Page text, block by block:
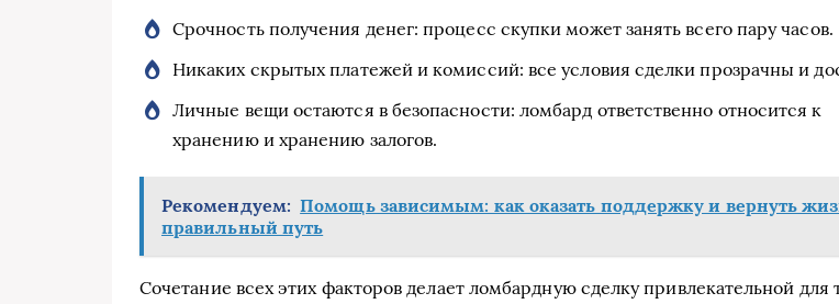
Срочность получения денег: процесс скупки может занять всего пару часов.
Никаких скрытых платежей и комиссий: все условия сделки прозрачны и
Личные вещи остаются в безопасности: ломбард ответственно относится к
хранению и хранению залогов.
Рекомендуем: Помощь зависимым: как оказать поддержку и вернуть
правильный путь
Сочетание всех этих факторов делает ломбардную сделку привлекательной для